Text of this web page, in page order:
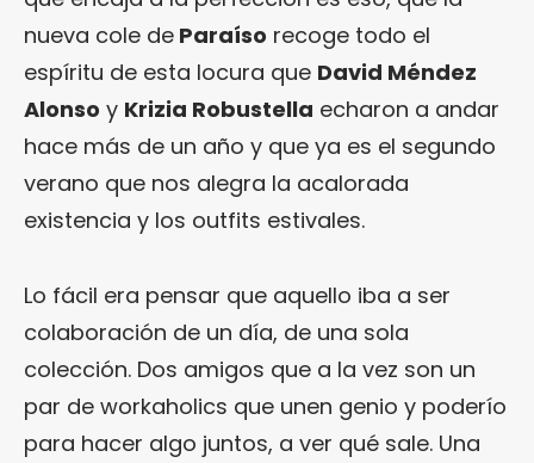
nueva cole de Paraíso recoge todo el
espíritu de esta locura que David Méndez
Alonso y Krizia Robustella echaron a andar
hace más de un año y que ya es el segundo
verano que nos alegra la acalorada
existencia y los outfits estivales.
Lo fácil era pensar que aquello iba a ser
colaboración de un día, de una sola
colección. Dos amigos que a la vez son un
par de workaholics que unen genio y poderío
para hacer algo juntos, a ver qué sale. Una